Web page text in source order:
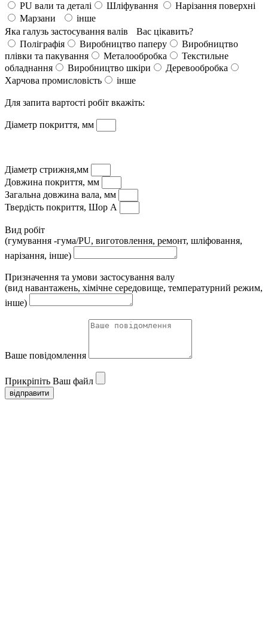
PU вали та деталі
Шліфування
Нарізання поверхні
Марзани
інше
Яка галузь застосування валів Вас цікавить?
Поліграфія
Виробництво паперу
Виробництво
плівки та пакування
Металообробка
Текстильне
обладнання
Виробництво шкіри
Деревообробка
Харчова промисловість
інше
Для запита вартості робіт вкажіть:
Діаметр покриття, мм
Діаметр стрижня,мм
Довжина покриття, мм
Загальна довжина вала, мм
Твердість покриття, Шор А
Вид робіт
(гумування -гума/PU, виготовлення, ремонт, шліфовання,
нарізання, інше)
Призначення та умови застосування валу
(вид навантажень, хімічне середовище, температурний режим,
інше)
Ваше повідомлення
Прикріпіть Ваш файл
відправити